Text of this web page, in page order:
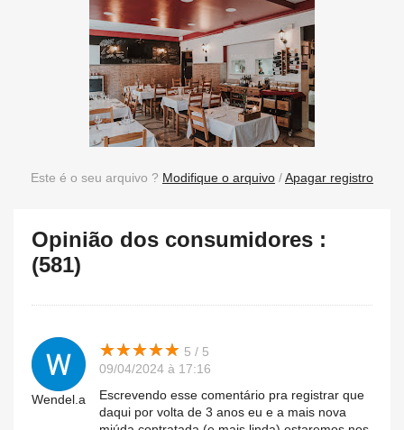
Este é o seu arquivo ? Modifique o arquivo /Apagar registro
Opinião dos consumidores :
(581)
Wendel.a
★★★★★
★★★★★ 5 / 5
09/04/2024 à 17:16
Escrevendo esse comentário pra registrar que
daqui por volta de 3 anos eu e a mais nova